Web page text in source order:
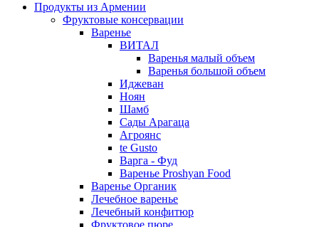
Продукты из Армении
Фруктовые консервации
Варенье
ВИТАЛ
Варенья малый объем
Варенья большой объем
Иджеван
Ноян
Шамб
Сады Арагаца
Агроянс
te Gusto
Варга - Фуд
Варенье Proshyan Food
Варенье Органик
Лечебное варенье
Лечебный конфитюр
Фруктовое пюре